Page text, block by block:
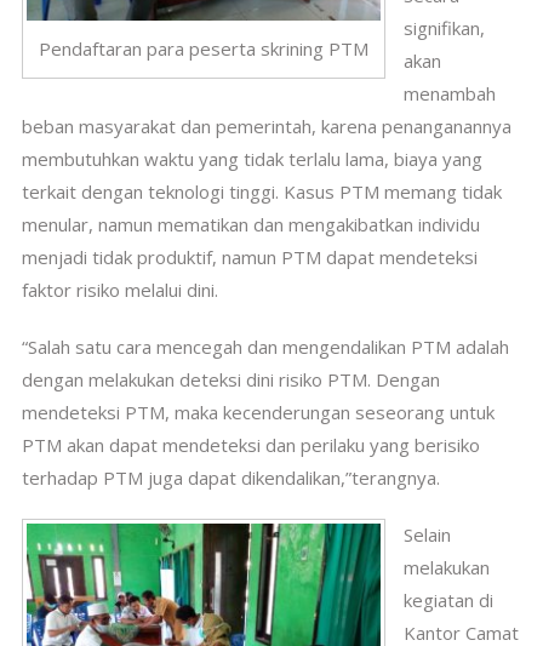
Pendaftaran para peserta skrining PTM
signifikan,
akan
menambah
beban masyarakat dan pemerintah, karena penanganannya
membutuhkan waktu yang tidak terlalu lama, biaya yang
terkait dengan teknologi tinggi. Kasus PTM memang tidak
menular, namun mematikan dan mengakibatkan individu
menjadi tidak produktif, namun PTM dapat mendeteksi
faktor risiko melalui dini.
“Salah satu cara mencegah dan mengendalikan PTM adalah
dengan melakukan deteksi dini risiko PTM. Dengan
mendeteksi PTM, maka kecenderungan seseorang untuk
PTM akan dapat mendeteksi dan perilaku yang berisiko
terhadap PTM juga dapat dikendalikan,”terangnya.
Selain
melakukan
kegiatan di
Kantor Camat